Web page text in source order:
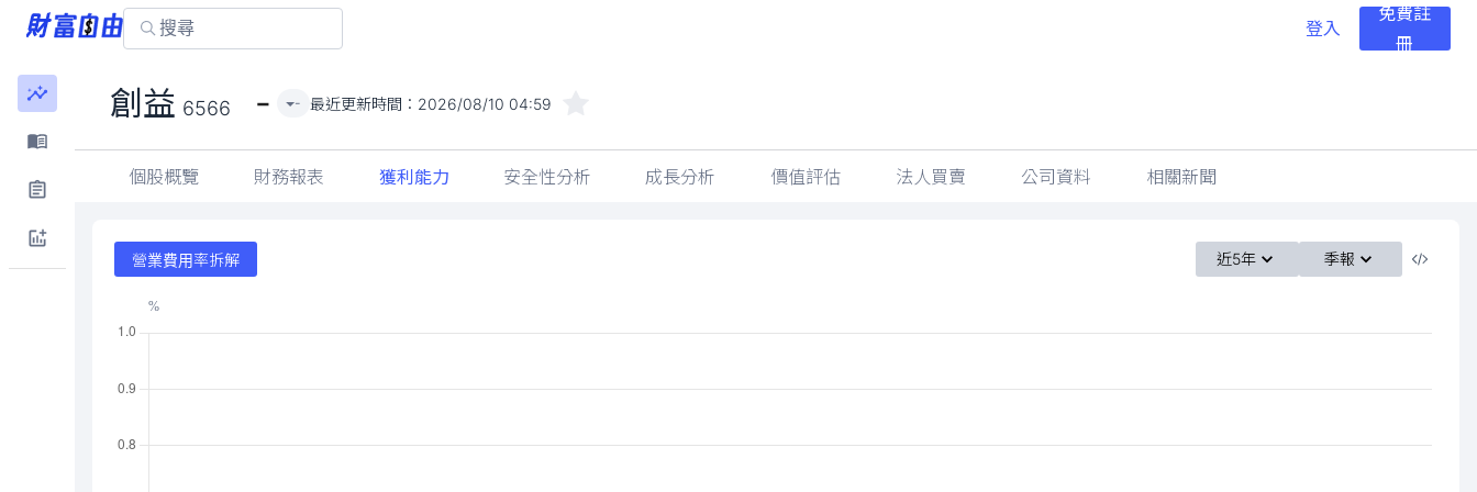
登入
免費註
冊
創益 6566 - - 最近更新時間： 2026/08/10 04:59
個股概覽 財務報表 獲利能力 安全性分析 成長分析 價值評估 法人買賣 公司資料 相關新聞
營業費用率拆解 近5年 季報